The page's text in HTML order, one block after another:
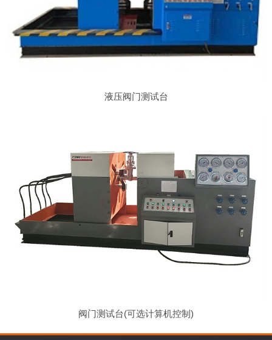
液压阀门测试台
阀门测试台(可选计算机控制)